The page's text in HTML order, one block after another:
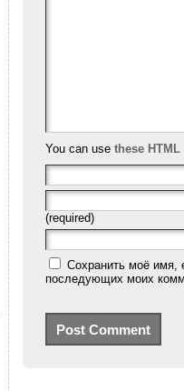
You can use these HTML
(required)
Сохранить моё имя,
последующих моих